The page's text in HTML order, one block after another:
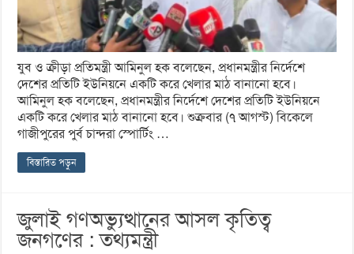
যুব ও ক্রীড়া প্রতিমন্ত্রী আমিনুল হক বলেছেন, প্রধানমন্ত্রীর নির্দেশে
দেশের প্রতিটি ইউনিয়নে একটি করে খেলার মাঠ বানানো হবে।
আমিনুল হক বলেছেন, প্রধানমন্ত্রীর নির্দেশে দেশের প্রতিটি ইউনিয়নে
একটি করে খেলার মাঠ বানানো হবে। শুক্রবার (৭ আগস্ট) বিকেলে
গাজীপুরের পুর্ব চান্দরা স্পোর্টিং …
বিস্তারিত পড়ুন
জুলাই গণঅভ্যুত্থানের আসল কৃতিত্ব
জনগণের : তথ্যমন্ত্রী